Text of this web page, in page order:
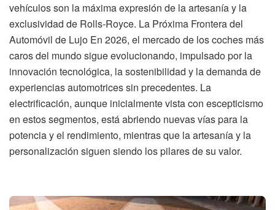
vehículos son la máxima expresión de la artesanía y la
exclusividad de Rolls-Royce. La Próxima Frontera del
Automóvil de Lujo En 2026, el mercado de los coches más
caros del mundo sigue evolucionando, impulsado por la
innovación tecnológica, la sostenibilidad y la demanda de
experiencias automotrices sin precedentes. La
electrificación, aunque inicialmente vista con escepticismo
en estos segmentos, está abriendo nuevas vías para la
potencia y el rendimiento, mientras que la artesanía y la
personalización siguen siendo los pilares de su valor.